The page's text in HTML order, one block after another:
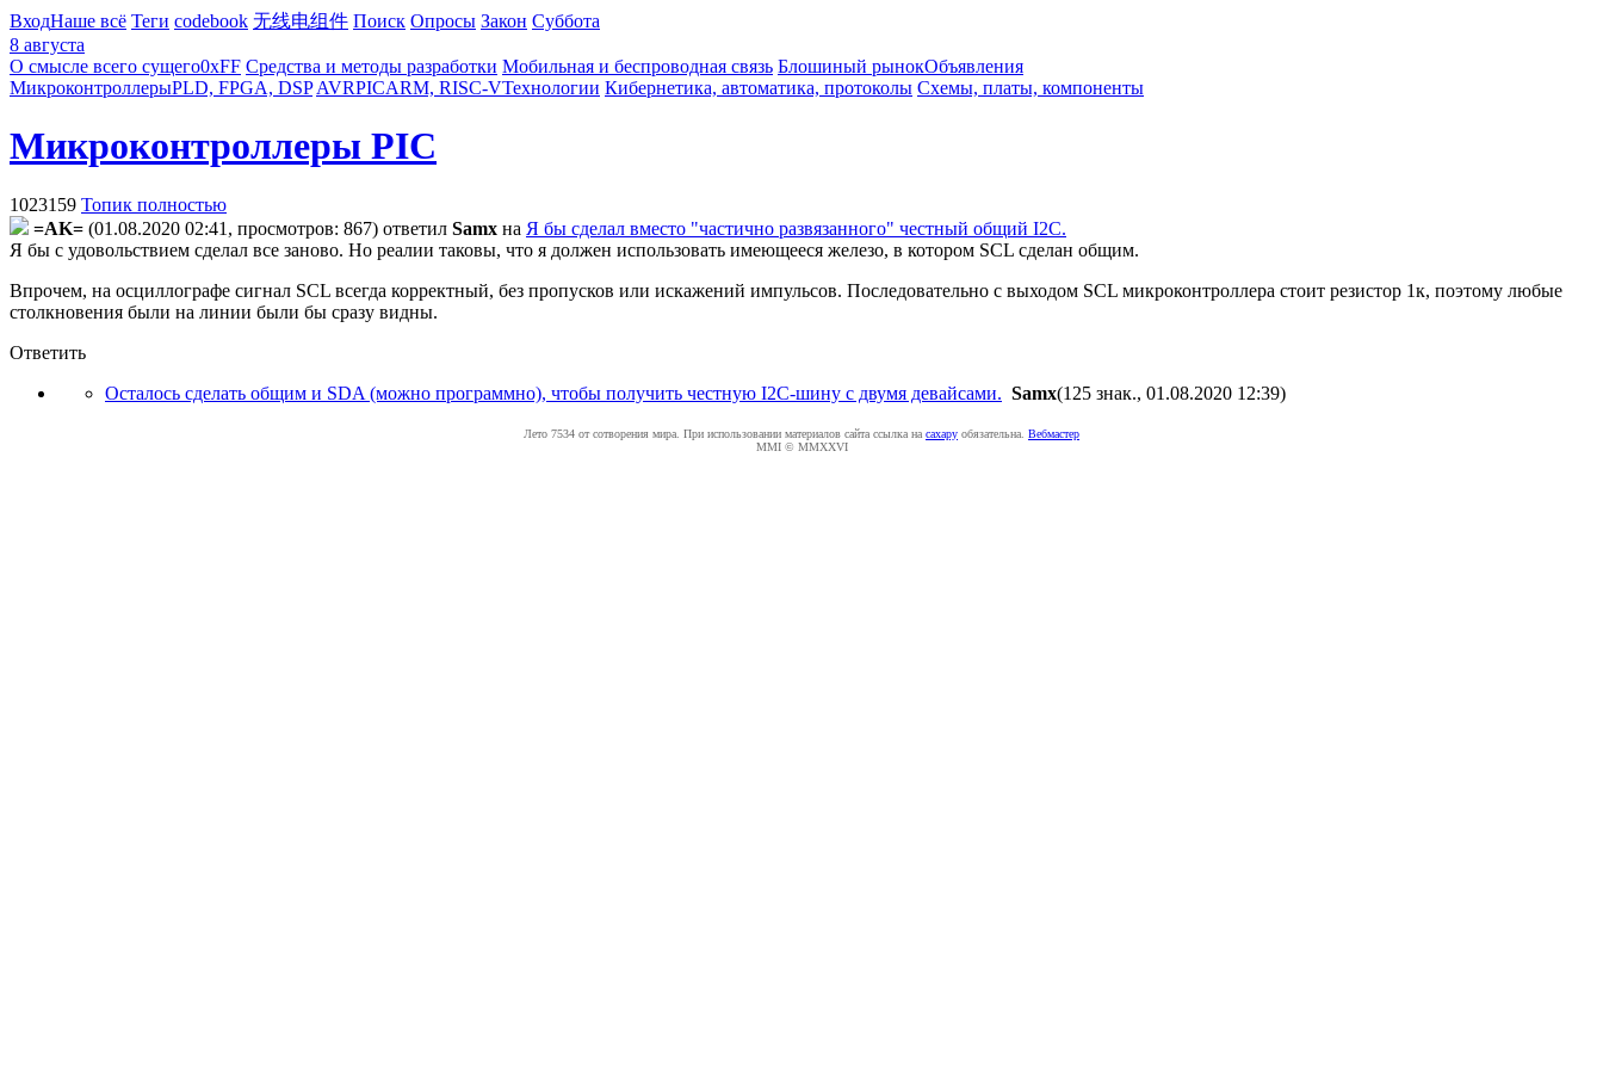
ВходНаше всё Теги codebook 无线电组件 Поиск Опросы Закон Суббота
8 августа
О смысле всего сущего0xFF Средства и методы разработки Мобильная и беспроводная связь Блошиный рынокОбъявления
МикроконтроллерыPLD, FPGA, DSP AVRPICARM, RISC-VТехнологии Кибернетика, автоматика, протоколы Схемы, платы, компоненты
Микроконтроллеры PIC
1023159 Топик полностью
=AK= (01.08.2020 02:41, просмотров: 867) ответил Samx на Я бы сделал вместо "частично развязанного" честный общий I2C.
Я бы с удовольствием сделал все заново. Но реалии таковы, что я должен использовать имеющееся железо, в котором SCL сделан общим.
Впрочем, на осциллографе сигнал SCL всегда корректный, без пропусков или искажений импульсов. Последовательно с выходом SCL микроконтроллера стоит резистор 1к, поэтому любые
столкновения были на линии были бы сразу видны.
Ответить
Осталось сделать общим и SDA (можно программно), чтобы получить честную I2C-шину с двумя девайсами. Samx(125 знак., 01.08.2020 12:39)
Лето 7534 от сотворения мира. При использовании материалов сайта ссылка на caxapу обязательна. Вебмастер
MMI © MMXXVI